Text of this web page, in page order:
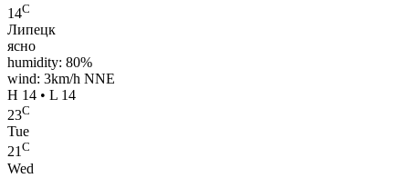
14C
Липецк
ясно
humidity: 80%
wind: 3km/h NNE
H 14 • L 14
23C
Tue
21C
Wed